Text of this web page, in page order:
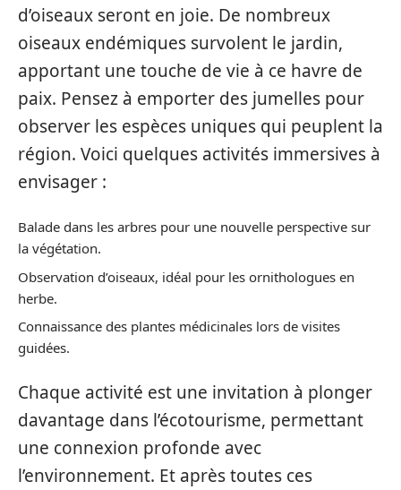
d’oiseaux seront en joie. De nombreux
oiseaux endémiques survolent le jardin,
apportant une touche de vie à ce havre de
paix. Pensez à emporter des jumelles pour
observer les espèces uniques qui peuplent la
région. Voici quelques activités immersives à
envisager :
Balade dans les arbres pour une nouvelle perspective sur
la végétation.
Observation d’oiseaux, idéal pour les ornithologues en
herbe.
Connaissance des plantes médicinales lors de visites
guidées.
Chaque activité est une invitation à plonger
davantage dans l’écotourisme, permettant
une connexion profonde avec
l’environnement. Et après toutes ces